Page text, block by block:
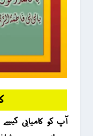
آپ کو کامیابی